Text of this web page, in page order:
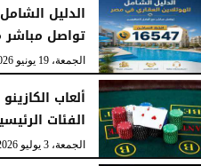
الدليل
تواصل
الجمعة، 19 يونيو 2026
ألعاب
الفئات
الجمعة، 3 يوليو 2026